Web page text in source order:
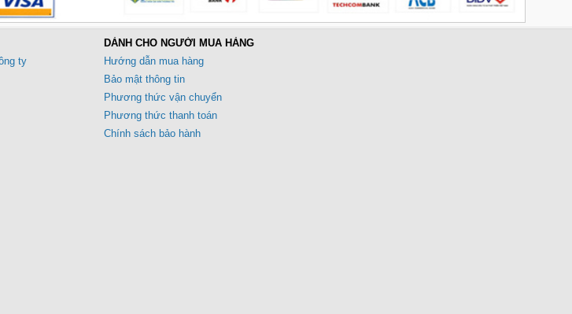
ty
DÀNH CHO NGƯỜI MUA HÀNG
Hướng dẫn mua hàng
Bảo mật thông tin
Phương thức vận chuyển
Phương thức thanh toán
Chính sách bảo hành